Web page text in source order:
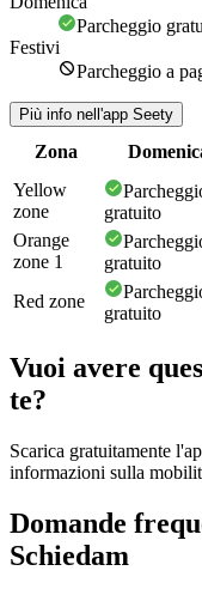
Parcheggio
Festivi
Parcheggio a
Più info nell'app Seety
Zona
Yellow
zone
gratuito
Orange
zone 1
gratuito
Red zone
gratuito
Vuoi avere
te?
Scarica gratuitamente
informazioni sulla
Domande
Schiedam